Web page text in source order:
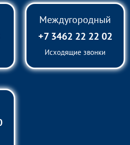
Междугородный
+7 3462 22 22 02
Исходящие звонки